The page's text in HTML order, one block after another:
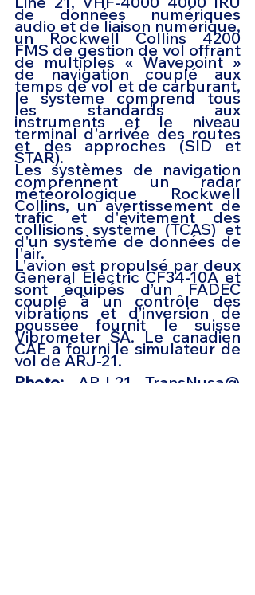
de données numériques
audio et de liaison numérique,
un Rockwell Collins 4200
FMS de gestion de vol offrant
de multiples « Wavepoint »
de navigation couplé aux
temps de vol et de carburant,
le système comprend tous
les standards aux
instruments et le niveau
terminal d'arrivée des routes
et des approches (SID et
STAR).
Les systèmes de navigation
comprennent un radar
météorologique Rockwell
Collins, un avertissement de
trafic et d'évitement des
collisions système (TCAS) et
d'un système de données de
l'air.
L'avion est propulsé par deux
General Electric CF34-10A et
sont équipés d’un FADEC
couplé à un contrôle des
vibrations et d’inversion de
poussée fournit le suisse
Vibrometer SA. Le canadien
CAE a fourni le simulateur de
vol de ARJ-21.
Photo: ARJ-21 TransNusa@